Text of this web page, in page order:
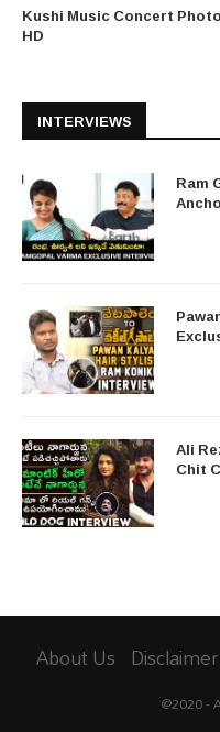
Kushi Music Concert
HD
INTERVIEWS
Ram
Ali
Chit
About Us Disclaimer
@2020 -